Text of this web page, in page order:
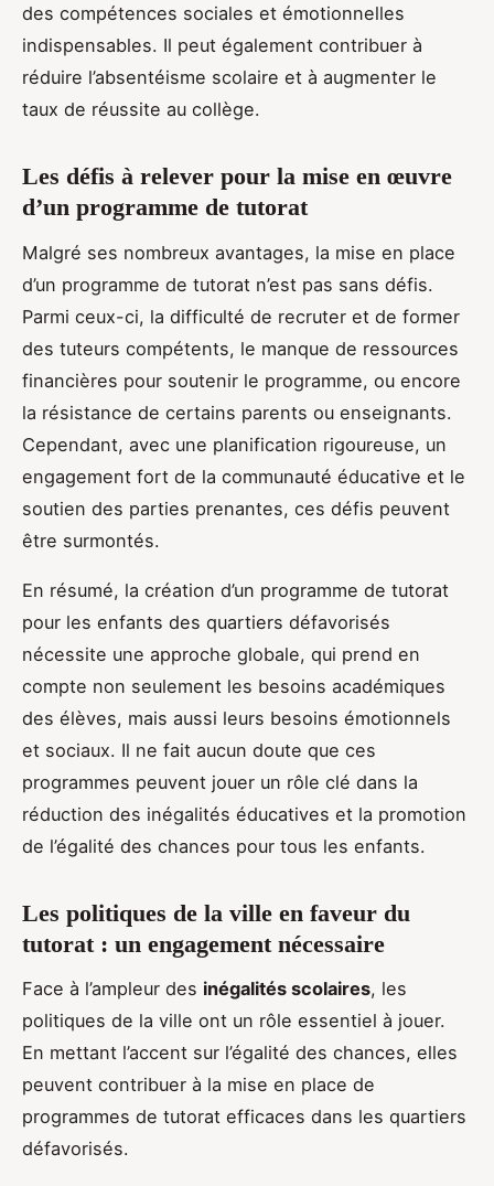
des compétences sociales et émotionnelles
indispensables. Il peut également contribuer à
réduire l’absentéisme scolaire et à augmenter le
taux de réussite au collège.
Les défis à relever pour la mise en œuvre
d’un programme de tutorat
Malgré ses nombreux avantages, la mise en place
d’un programme de tutorat n’est pas sans défis.
Parmi ceux-ci, la difficulté de recruter et de former
des tuteurs compétents, le manque de ressources
financières pour soutenir le programme, ou encore
la résistance de certains parents ou enseignants.
Cependant, avec une planification rigoureuse, un
engagement fort de la communauté éducative et le
soutien des parties prenantes, ces défis peuvent
être surmontés.
En résumé, la création d’un programme de tutorat
pour les enfants des quartiers défavorisés
nécessite une approche globale, qui prend en
compte non seulement les besoins académiques
des élèves, mais aussi leurs besoins émotionnels
et sociaux. Il ne fait aucun doute que ces
programmes peuvent jouer un rôle clé dans la
réduction des inégalités éducatives et la promotion
de l’égalité des chances pour tous les enfants.
Les politiques de la ville en faveur du
tutorat : un engagement nécessaire
Face à l’ampleur des inégalités scolaires, les
politiques de la ville ont un rôle essentiel à jouer.
En mettant l’accent sur l’égalité des chances, elles
peuvent contribuer à la mise en place de
programmes de tutorat efficaces dans les quartiers
défavorisés.